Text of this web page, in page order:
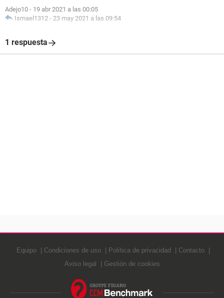
Adejo10 - 19 abr 2021 a las 00:05
Ismael1312 - 23 may 2021 a las 09:54
1 respuesta
Equipo Condiciones de uso Política de privacidad
Contacto
Aviso legal
Gestión de cookies